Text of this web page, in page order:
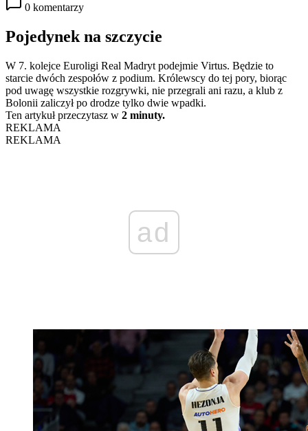
0 komentarzy
Pojedynek na szczycie
W 7. kolejce Euroligi Real Madryt podejmie Virtus. Będzie to
starcie dwóch zespołów z podium. Królewscy do tej pory, biorąc
pod uwagę wszystkie rozgrywki, nie przegrali ani razu, a klub z
Bolonii zaliczył po drodze tylko dwie wpadki.
Ten artykuł przeczytasz w 2 minuty.
REKLAMA
REKLAMA
ad